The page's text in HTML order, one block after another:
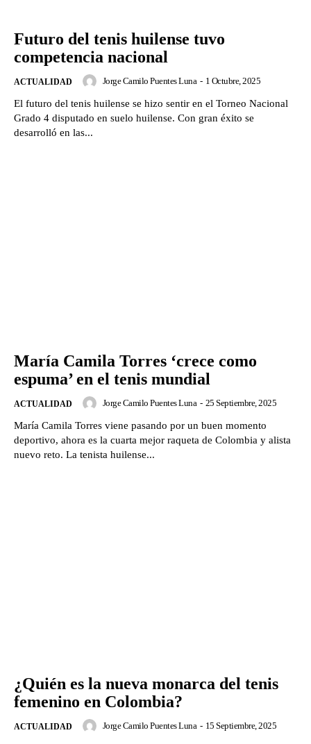
Futuro del tenis huilense tuvo
competencia nacional
ACTUALIDAD Jorge Camilo Puentes Luna - 1 Octubre, 2025
El futuro del tenis huilense se hizo sentir en el Torneo Nacional
Grado 4 disputado en suelo huilense. Con gran éxito se
desarrolló en las...
María Camila Torres ‘crece como
espuma’ en el tenis mundial
ACTUALIDAD Jorge Camilo Puentes Luna - 25 Septiembre, 2025
María Camila Torres viene pasando por un buen momento
deportivo, ahora es la cuarta mejor raqueta de Colombia y alista
nuevo reto. La tenista huilense...
¿Quién es la nueva monarca del tenis
femenino en Colombia?
ACTUALIDAD Jorge Camilo Puentes Luna - 15 Septiembre, 2025